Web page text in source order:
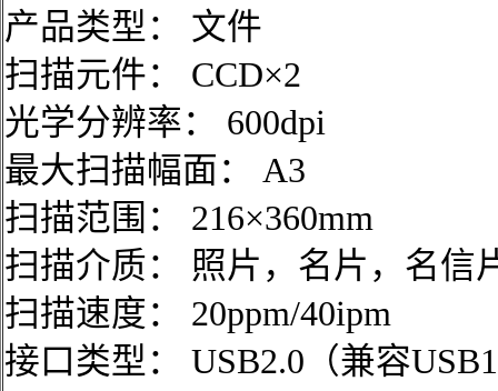
产品类型： 文件
扫描元件： CCD×2
光学分辨率： 600dpi
最大扫描幅面： A3
扫描范围： 216×360mm
扫描介质： 照片，名片，名信
扫描速度： 20ppm/40ipm
接口类型： USB2.0（兼容